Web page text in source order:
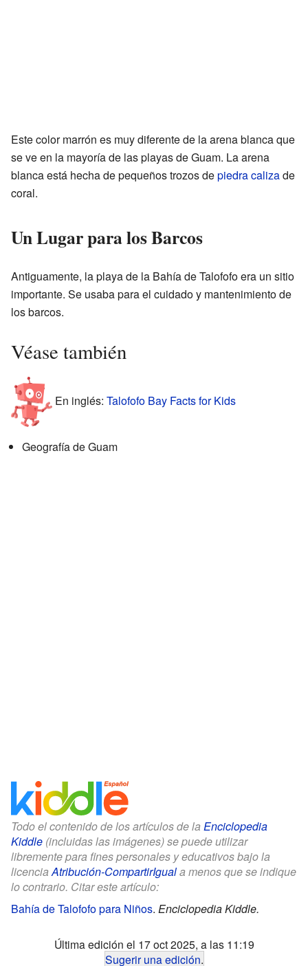
Este color marrón es muy diferente de la arena blanca que
se ve en la mayoría de las playas de Guam. La arena
blanca está hecha de pequeños trozos depiedra calizade
coral.
Un Lugar para los Barcos
Antiguamente, la playa de la Bahía de Talofofo era un sitio
importante. Se usaba para el cuidado y mantenimiento de
los barcos.
Véase también
En inglés: Talofofo Bay Facts for Kids
Geografía de Guam
Todo el contenido de los artículos de la Enciclopedia
Kiddle (incluidas las imágenes) se puede utilizar
libremente para fines personales y educativos bajo la
licenciaAtribución-CompartirIguala menos que se indique
lo contrario. Citar este artículo:
Bahía de Talofofo para Niños. Enciclopedia Kiddle.
Última edición el 17 oct 2025, a las 11:19
Sugerir una edición.